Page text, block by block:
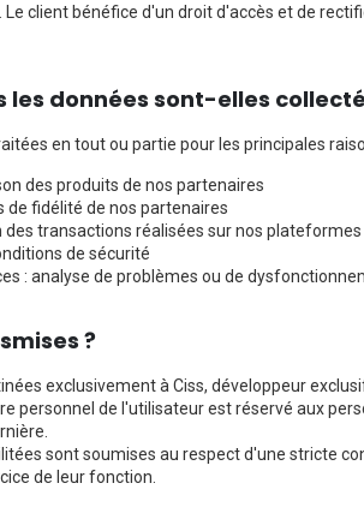
client bénéfice d'un droit d'accès et de
les données sont-elles
en tout ou partie pour les principales
des produits de nos partenaires
de fidélité de nos partenaires
des transactions réalisées sur nos plateformes
de sécurité
: analyse de problèmes ou de
?
exclusivement à Ciss, développeur
personnel de l'utilisateur est réservé aux
sont soumises au respect d'une stricte
de leur fonction.